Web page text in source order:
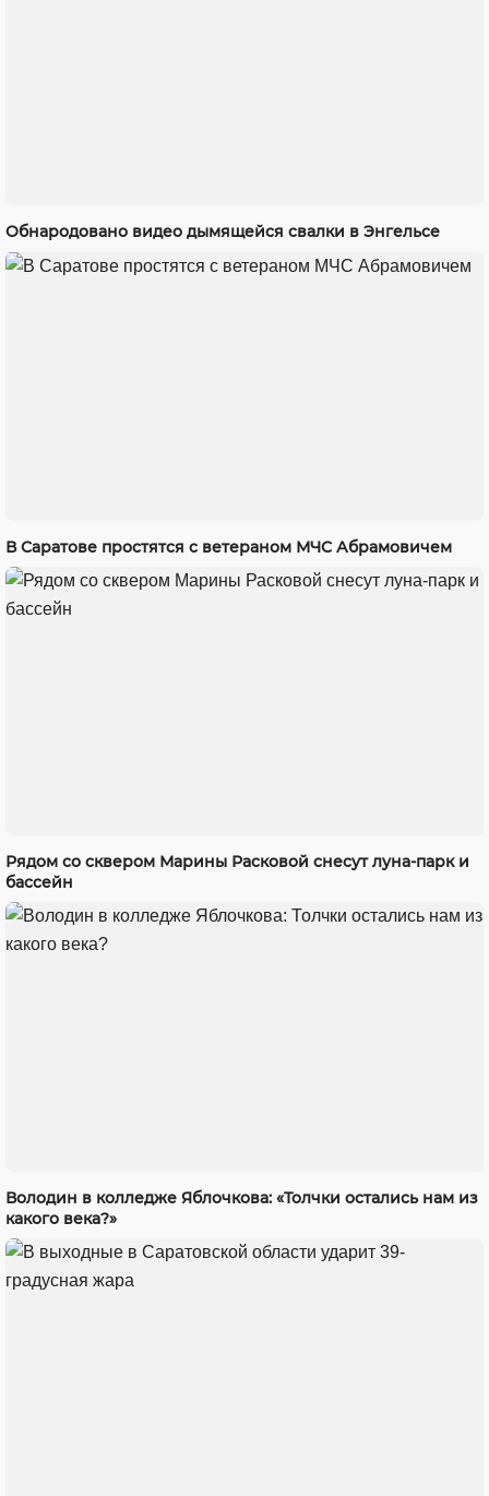
Обнародовано видео дымящейся свалки в Энгельсе
В Саратове простятся с ветераном МЧС Абрамовичем
Рядом со сквером Марины Расковой снесут луна-парк и
бассейн
Володин в колледже Яблочкова: «Толчки остались нам из
какого века?»